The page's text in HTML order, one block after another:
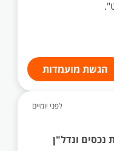
הגשת מועמדות
לפני יומיים
ונדל"ן